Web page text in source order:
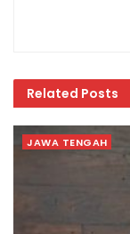
Related Posts
JAWA TENGAH